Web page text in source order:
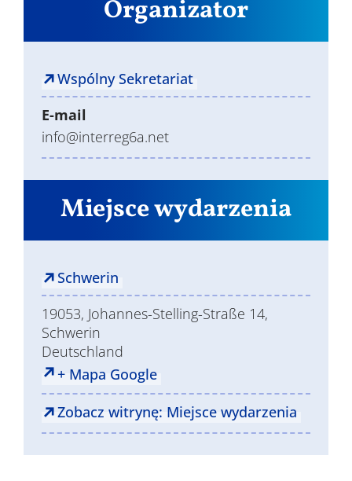
Miejsce wydarzenia
Schwerin
19053, Johannes-Stelling-Straße 14,
Schwerin
Deutschland
+ Mapa Google
Zobacz witrynę: Miejsce wydarzenia
Organizator
Wspólny Sekretariat
E-mail
info@interreg6a.net